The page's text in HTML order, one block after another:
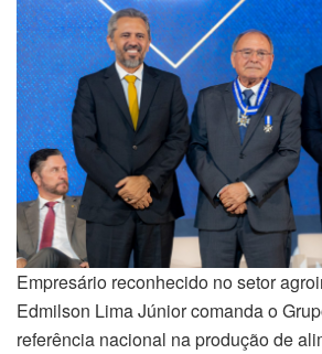
Empresário reconhecido no setor
Edmilson Lima Júnior comanda o
referência nacional na produção de